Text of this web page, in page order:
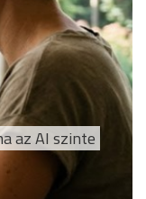
az AI szinte